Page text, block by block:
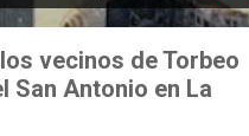
vecinos de Torbeo
San Antonio en La